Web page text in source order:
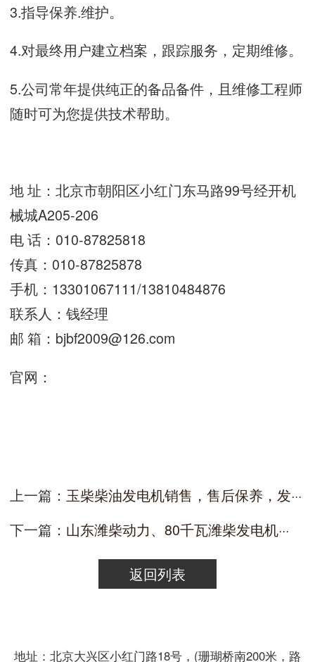
3.指导保养.维护。
4.对最终用户建立档案，跟踪服务，定期维修。
5.公司常年提供纯正的备品备件，且维修工程师
随时可为您提供技术帮助。
地 址：北京市朝阳区小红门东马路99号经开机
械城A205-206
电 话：010-87825818
传真：010-87825878
手机：13301067111/13810484876
联系人：钱经理
邮 箱： bjbf2009@126.com
官网：
上一篇： 玉柴柴油发电机销售，售后保养，发···
下一篇： 山东潍柴动力、80千瓦潍柴发电机···
返回列表
地址：北京大兴区小红门路18号，(珊瑚桥南200米，路